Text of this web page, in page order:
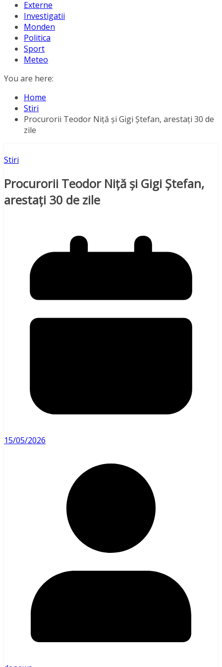
Externe
Investigatii
Monden
Politica
Sport
Meteo
You are here:
Home
Stiri
Procurorii Teodor Niță și Gigi Ștefan, arestați 30 de
zile
Stiri
Procurorii Teodor Niță și Gigi Ștefan,
arestați 30 de zile
15/05/2026